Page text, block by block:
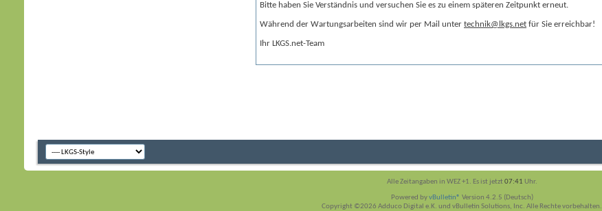
Bitte haben Sie Verständnis und versuchen Sie es zu einem späteren Zeitpunkt erneut.
Während der Wartungsarbeiten sind wir per Mail unter technik@lkgs.net für Sie erreichbar!
Ihr LKGS.net-Team
Alle Zeitangaben in WEZ +1. Es ist jetzt07:41 Uhr.
Powered byvBulletin® Version 4.2.5 (Deutsch)
Copyright ©2026 Adduco Digital e.K. und vBulletin Solutions, Inc. Alle Rechte vorbehalten.